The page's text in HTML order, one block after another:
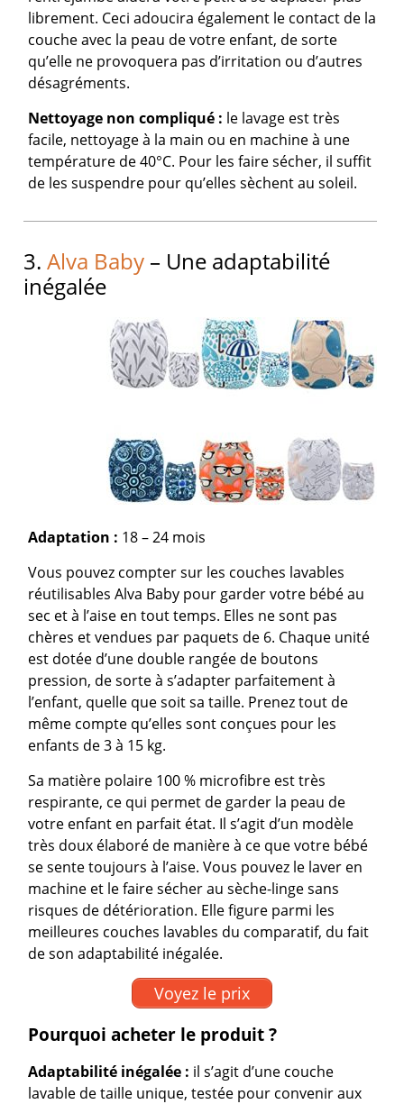
librement. Ceci adoucira également le contact de la
couche avec la peau de votre enfant, de sorte
qu’elle ne provoquera pas d’irritation ou d’autres
désagréments.
Nettoyage non compliqué : le lavage est très
facile, nettoyage à la main ou en machine à une
température de 40°C. Pour les faire sécher, il suffit
de les suspendre pour qu’elles sèchent au soleil.
3.Alva Baby – Une adaptabilité
inégalée
Adaptation : 18 – 24 mois
Vous pouvez compter sur les couches lavables
réutilisables Alva Baby pour garder votre bébé au
sec et à l’aise en tout temps. Elles ne sont pas
chères et vendues par paquets de 6. Chaque unité
est dotée d’une double rangée de boutons
pression, de sorte à s’adapter parfaitement à
l’enfant, quelle que soit sa taille. Prenez tout de
même compte qu’elles sont conçues pour les
enfants de 3 à 15 kg.
Sa matière polaire 100 % microfibre est très
respirante, ce qui permet de garder la peau de
votre enfant en parfait état. Il s’agit d’un modèle
très doux élaboré de manière à ce que votre bébé
se sente toujours à l’aise. Vous pouvez le laver en
machine et le faire sécher au sèche-linge sans
risques de détérioration. Elle figure parmi les
meilleures couches lavables du comparatif, du fait
de son adaptabilité inégalée.
Voyez le prix
Pourquoi acheter le produit ?
Adaptabilité inégalée : il s’agit d’une couche
lavable de taille unique, testée pour convenir aux